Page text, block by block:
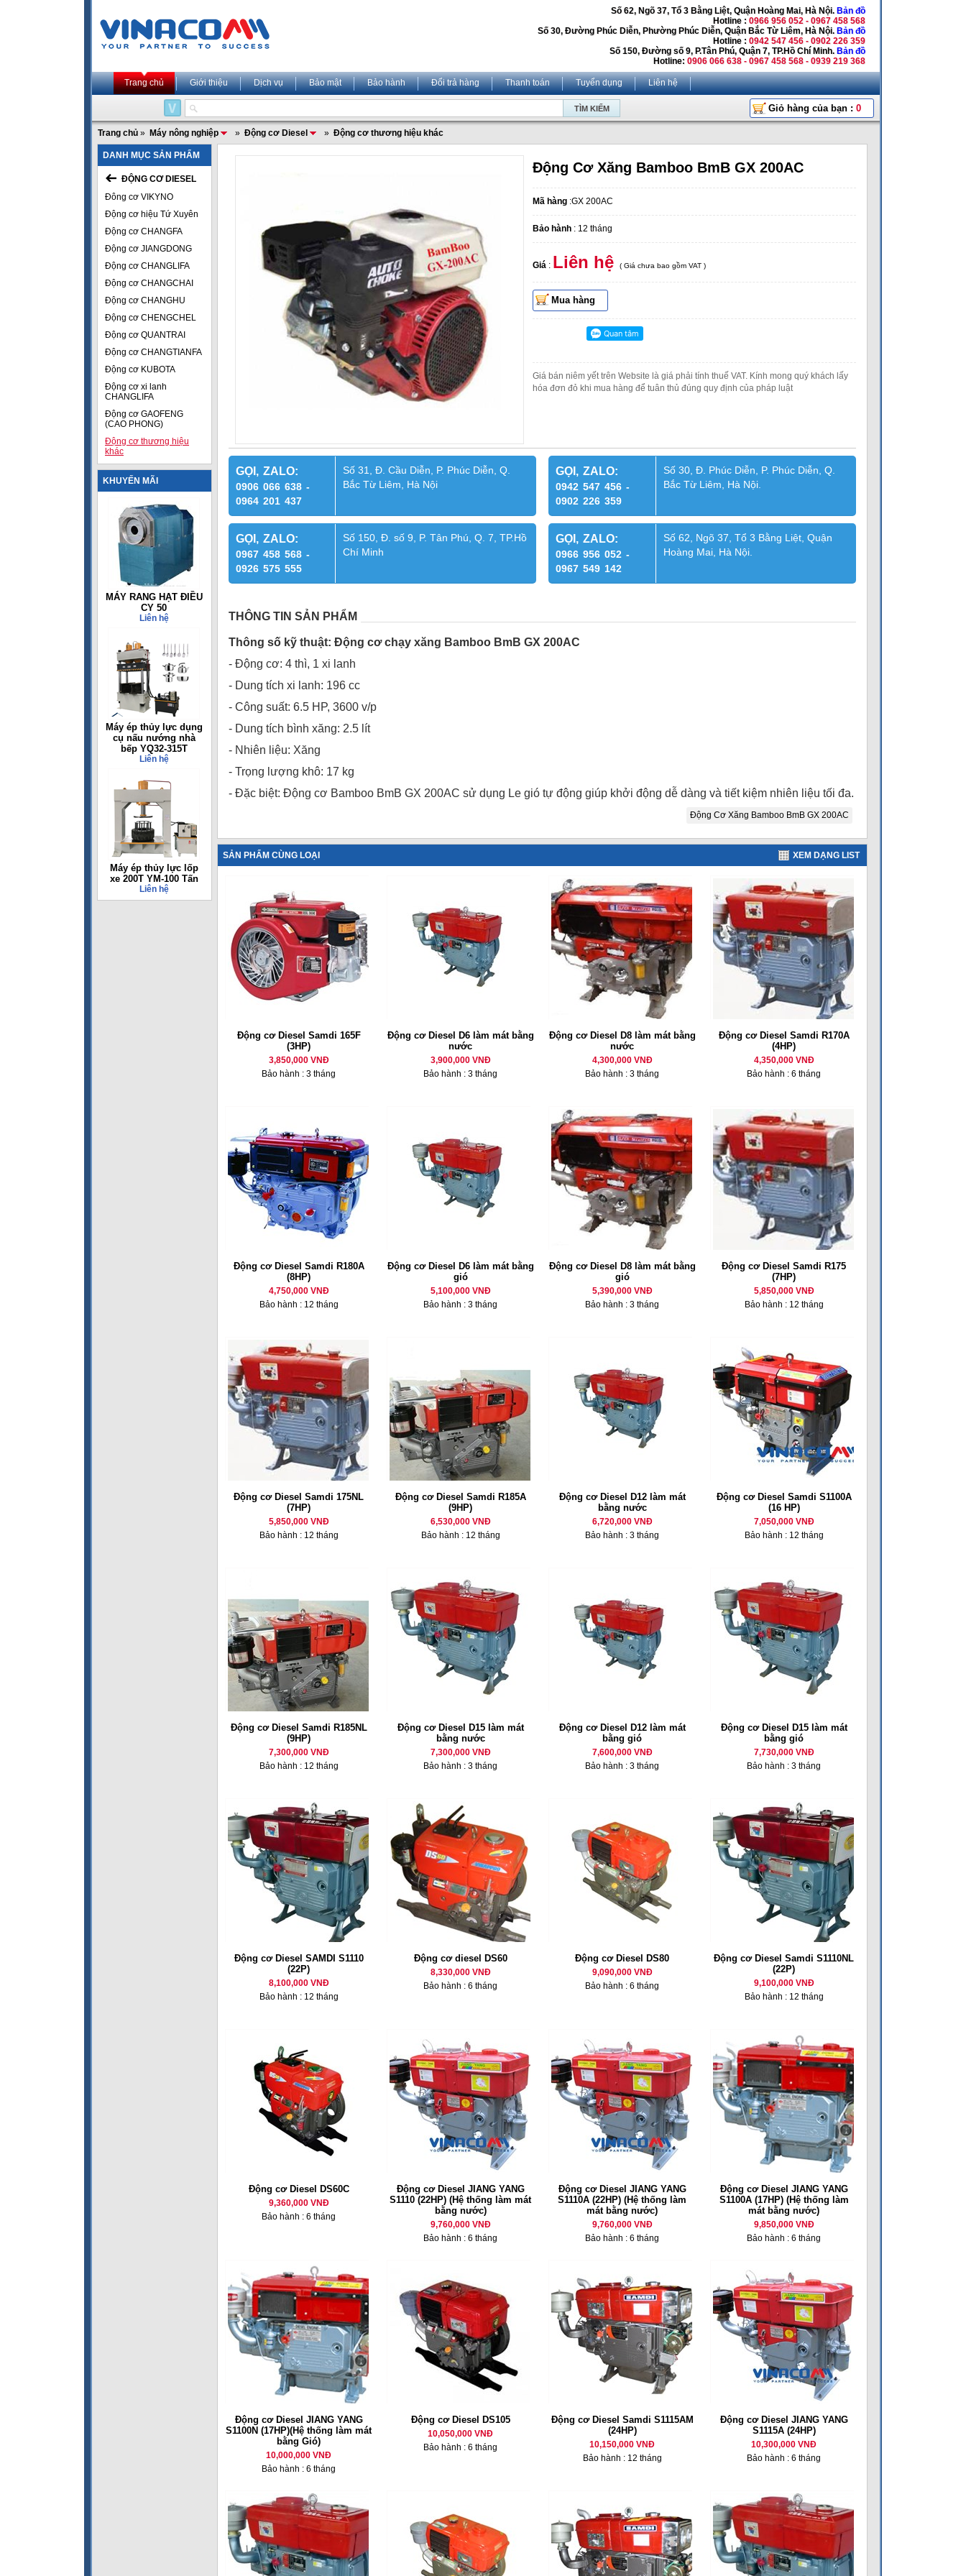
Số 62, Ngõ 37, Tổ 3 Bằng Liệt, Quận Hoàng Mai, Hà Nội. Bản đồ
Hotline : 0966 956 052 - 0967 458 568
Số 30, Đường Phúc Diễn, Phường Phúc Diễn, Quận Bắc Từ Liêm, Hà Nội. Bản đồ
Hotline : 0942 547 456 - 0902 226 359
Số 150, Đường số 9, P.Tân Phú, Quận 7, TP.Hồ Chí Minh. Bản đồ
Hotline: 0906 066 638 - 0967 458 568 - 0939 219 368
Trang chủ Giới thiệu Dịch vụ Bảo mật Bảo hành Đổi trả hàng Thanh toán Tuyển dụng Liên hệ
Giỏ hàng của bạn : 0
Trang chủ » Máy nông nghiệp » Động cơ Diesel » Động cơ thương hiệu khác
DANH MỤC SẢN PHẨM
ĐỘNG CƠ DIESEL
Đông cơ VIKYNO
Động cơ hiệu Tứ Xuyên
Động cơ CHANGFA
Động cơ JIANGDONG
Động cơ CHANGLIFA
Động cơ CHANGCHAI
Động cơ CHANGHU
Động cơ CHENGCHEL
Động cơ QUANTRAI
Động cơ CHANGTIANFA
Động cơ KUBOTA
Động cơ xi lanh
CHANGLIFA
Động cơ GAOFENG
(CAO PHONG)
Động cơ thương hiệu
khác
KHUYẾN MÃI
MÁY RANG HẠT ĐIỀU
CY 50
Liên hệ
Máy ép thủy lực dụng
cụ nấu nướng nhà
bếp YQ32-315T
Liên hệ
Máy ép thủy lực lốp
xe 200T YM-100 Tấn
Liên hệ
Động Cơ Xăng Bamboo BmB GX 200AC
Mã hàng :GX 200AC
Bảo hành : 12 tháng
Giá : Liên hệ ( Giá chưa bao gồm VAT )
Mua hàng
Giá bán niêm yết trên Website là giá phải tính thuế VAT. Kính mong quý khách lấy
hóa đơn đỏ khi mua hàng để tuân thủ đúng quy định của pháp luật
GỌI, ZALO:
0906 066 638 -
0964 201 437
Số 31, Đ. Cầu Diễn, P. Phúc Diễn, Q.
Bắc Từ Liêm, Hà Nội
GỌI, ZALO:
0942 547 456 -
0902 226 359
Số 30, Đ. Phúc Diễn, P. Phúc Diễn, Q.
Bắc Từ Liêm, Hà Nội.
GỌI, ZALO:
0967 458 568 -
0926 575 555
Số 150, Đ. số 9, P. Tân Phú, Q. 7, TP.Hồ
Chí Minh
GỌI, ZALO:
0966 956 052 -
0967 549 142
Số 62, Ngõ 37, Tổ 3 Bằng Liệt, Quận
Hoàng Mai, Hà Nội.
THÔNG TIN SẢN PHẨM
Thông số kỹ thuật: Động cơ chạy xăng Bamboo BmB GX 200AC
- Động cơ: 4 thì, 1 xi lanh
- Dung tích xi lanh: 196 cc
- Công suất: 6.5 HP, 3600 v/p
- Dung tích bình xăng: 2.5 lít
- Nhiên liệu: Xăng
- Trọng lượng khô: 17 kg
- Đặc biệt: Động cơ Bamboo BmB GX 200AC sử dụng Le gió tự động giúp khởi động dễ dàng và tiết kiệm nhiên liệu tối đa.
Động Cơ Xăng Bamboo BmB GX 200AC
SẢN PHẨM CÙNG LOẠI XEM DẠNG LIST
Động cơ Diesel Samdi 165F
(3HP)
3,850,000 VNĐ
Bảo hành : 3 tháng
Động cơ Diesel D6 làm mát bằng
nước
3,900,000 VNĐ
Bảo hành : 3 tháng
Động cơ Diesel D8 làm mát bằng
nước
4,300,000 VNĐ
Bảo hành : 3 tháng
Động cơ Diesel Samdi R170A
(4HP)
4,350,000 VNĐ
Bảo hành : 6 tháng
Động cơ Diesel Samdi R180A
(8HP)
4,750,000 VNĐ
Bảo hành : 12 tháng
Động cơ Diesel D6 làm mát bằng
gió
5,100,000 VNĐ
Bảo hành : 3 tháng
Động cơ Diesel D8 làm mát bằng
gió
5,390,000 VNĐ
Bảo hành : 3 tháng
Động cơ Diesel Samdi R175
(7HP)
5,850,000 VNĐ
Bảo hành : 12 tháng
Động cơ Diesel Samdi 175NL
(7HP)
5,850,000 VNĐ
Bảo hành : 12 tháng
Động cơ Diesel Samdi R185A
(9HP)
6,530,000 VNĐ
Bảo hành : 12 tháng
Động cơ Diesel D12 làm mát
bằng nước
6,720,000 VNĐ
Bảo hành : 3 tháng
Động cơ Diesel Samdi S1100A
(16 HP)
7,050,000 VNĐ
Bảo hành : 12 tháng
Động cơ Diesel Samdi R185NL
(9HP)
7,300,000 VNĐ
Bảo hành : 12 tháng
Động cơ Diesel D15 làm mát
bằng nước
7,300,000 VNĐ
Bảo hành : 3 tháng
Động cơ Diesel D12 làm mát
bằng gió
7,600,000 VNĐ
Bảo hành : 3 tháng
Động cơ Diesel D15 làm mát
bằng gió
7,730,000 VNĐ
Bảo hành : 3 tháng
Động cơ Diesel SAMDI S1110
(22P)
8,100,000 VNĐ
Bảo hành : 12 tháng
Động cơ diesel DS60
8,330,000 VNĐ
Bảo hành : 6 tháng
Động cơ Diesel DS80
9,090,000 VNĐ
Bảo hành : 6 tháng
Động cơ Diesel Samdi S1110NL
(22P)
9,100,000 VNĐ
Bảo hành : 12 tháng
Động cơ Diesel DS60C
9,360,000 VNĐ
Bảo hành : 6 tháng
Động cơ Diesel JIANG YANG
S1110 (22HP) (Hệ thống làm mát
bằng nước)
9,760,000 VNĐ
Bảo hành : 6 tháng
Động cơ Diesel JIANG YANG
S1110A (22HP) (Hệ thống làm
mát bằng nước)
9,760,000 VNĐ
Bảo hành : 6 tháng
Động cơ Diesel JIANG YANG
S1100A (17HP) (Hệ thống làm
mát bằng nước)
9,850,000 VNĐ
Bảo hành : 6 tháng
Động cơ Diesel JIANG YANG
S1100N (17HP)(Hệ thống làm mát
bằng Gió)
10,000,000 VNĐ
Bảo hành : 6 tháng
Động cơ Diesel DS105
10,050,000 VNĐ
Bảo hành : 6 tháng
Động cơ Diesel Samdi S1115AM
(24HP)
10,150,000 VNĐ
Bảo hành : 12 tháng
Động cơ Diesel JIANG YANG
S1115A (24HP)
10,300,000 VNĐ
Bảo hành : 6 tháng